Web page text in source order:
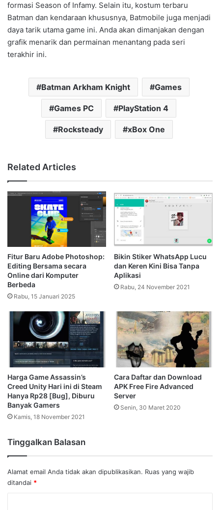
formasi Season of Infamy. Selain itu, kostum terbaru
Batman dan kendaraan khususnya, Batmobile juga menjadi
daya tarik utama game ini. Anda akan dimanjakan dengan
grafik menarik dan permainan menantang pada seri
terakhir ini.
Batman Arkham Knight Games
Games PC PlayStation 4
Rocksteady xBox One
Related Articles
Fitur Baru Adobe Photoshop:
Editing Bersama secara
Online dari Komputer
Berbeda
Rabu, 15 Januari 2025
Bikin Stiker WhatsApp Lucu
dan Keren Kini Bisa Tanpa
Aplikasi
Rabu, 24 November 2021
Harga Game Assassin’s
Creed Unity Hari ini di Steam
Hanya Rp28 [Bug], Diburu
Banyak Gamers
Kamis, 18 November 2021
Cara Daftar dan Download
APK Free Fire Advanced
Server
Senin, 30 Maret 2020
Tinggalkan Balasan
Alamat email Anda tidak akan dipublikasikan. Ruas yang wajib
ditandai *